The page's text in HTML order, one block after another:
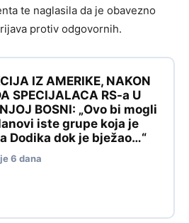
te naglasila da je obavezno
protiv odgovornih.
IZ AMERIKE, NAKON
SPECIJALACA RS-a U
BOSNI: „Ovo bi mogli
iste grupe koja je
Dodika dok je bježao…“
6 dana